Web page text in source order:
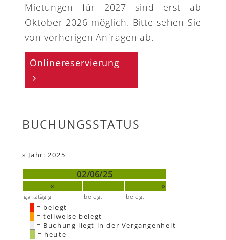
Mietungen für 2027 sind erst ab
Oktober 2026 möglich. Bitte sehen Sie
von vorherigen Anfragen ab.
Onlinereservierung
BUCHUNGSSTATUS
» Jahr: 2025
02/06/25
«
»
ganztägig belegt belegt
= belegt
= teilweise belegt
= Buchung liegt in der Vergangenheit
= heute